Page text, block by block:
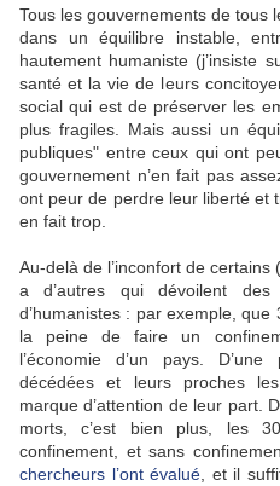
Tous les gouvernements de tous
dans un équilibre instable,
hautement humaniste (j’insiste
santé et la vie de leurs
social qui est de préserver les
plus fragiles. Mais aussi un
publiques" entre ceux qui ont
gouvernement n’en fait pas
ont peur de perdre leur liberté et
en fait trop.
Au-delà de l’inconfort de
a d’autres qui dévoilent
d’humanistes : par exemple,
la peine de faire un
l’économie d’un pays.
décédées et leurs proches
marque d’attention de leur part.
morts, c’est bien plus, les
confinement, et sans
chercheurs l’ont évalué , et il